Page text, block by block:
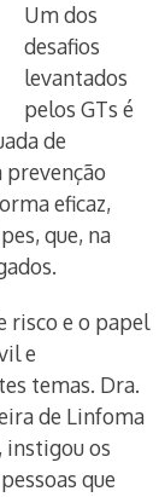
Um dos
desafios
levantados
pelos GTs é
de
prevenção
eficaz,
que, na
risco e o papel
e
temas. Dra.
de Linfoma
instigou os
que